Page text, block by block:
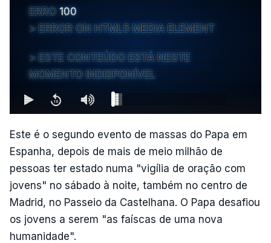
ERRO 100
ERROR ON HTML5 MEDIA ELEMENT
ESTE CONTEÚDO ESTÁ NESTE
MOMENTO INDISPONÍVEL
Este é o segundo evento de massas do Papa em
Espanha, depois de mais de meio milhão de
pessoas ter estado numa "vigília de oração com
jovens" no sábado à noite, também no centro de
Madrid, no Passeio da Castelhana. O Papa desafiou
os jovens a serem "as faíscas de uma nova
humanidade".